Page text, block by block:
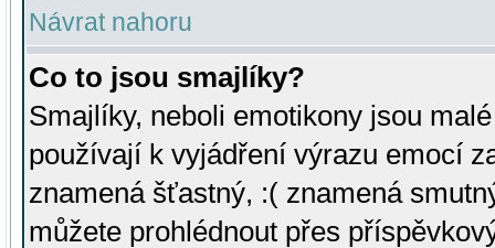
Návrat nahoru
Co to jsou smajlíky?
Smajlíky, neboli emotikony jsou
používají k vyjádření výrazu emocí
znamená šťastný, :( znamená
můžete prohlédnout přes